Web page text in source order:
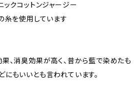
ックコットンジャージー
糸を使用しています
、消臭効果が高く、昔から藍で染めたも
もいいとも言われています。